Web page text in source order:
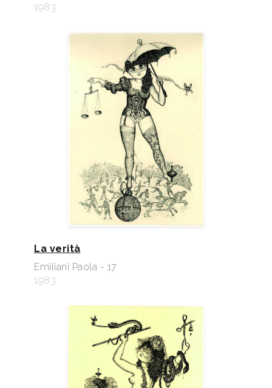
1983
La verità
Emiliani Paola - 17
1983